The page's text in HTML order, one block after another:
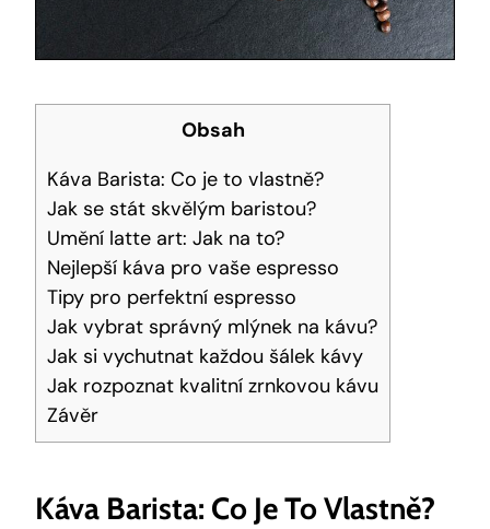
Obsah
Káva Barista: Co je to vlastně?
Jak se stát skvělým baristou?
Umění latte art: Jak na to?
Nejlepší káva pro vaše espresso
Tipy pro perfektní espresso
Jak vybrat správný mlýnek na kávu?
Jak si vychutnat každou šálek kávy
Jak rozpoznat kvalitní zrnkovou kávu
Závěr
Káva Barista: Co Je To Vlastně?